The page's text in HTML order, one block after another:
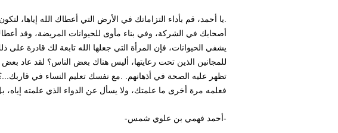
.يا أحمد، قم بأداء التزاماتك في الأرض التي أعطاك الله إياها،
أصحابك في الشركة، وفي بناء مأوى للحيوانات المريضة، وقد
يشفي الحيوانات، فإن المرأة التي جعلها الله تابعة لك قادرة على
للمجانين الذين تحت رعايتها، أليس هناك بعض الناس؟ لقد عاد بعض
تظهر عليه الصحة في أذهانهم. .مع نفسك تعليم النساء في
فعلمه مرة أخرى ما علمتك، ولا يسأل عن الدواء الذي علمته إياه،
-أحمد فهمي بن علوي شمس-